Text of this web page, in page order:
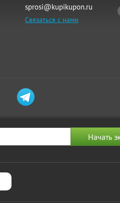
sprosi@kupikupon.ru
Связаться с нами